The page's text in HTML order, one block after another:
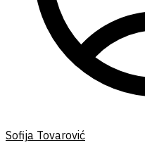
Sofija Tovarović